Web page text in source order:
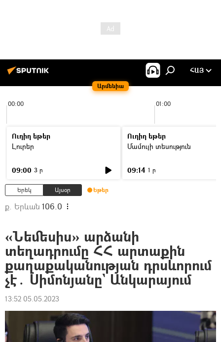
Արմենիա
ՀԱՅ
00:00 01:00
Ուղիղ եթեր
Լուրեր
09:00 3 ր
Ուղիղ եթեր
Մամուլի տեսություն
09:14 1 ր
Երեկ Այսօր Եթեր
ք. Երևան 106.0
«Նեմեսիս» արձանի
տեղադրումը ՀՀ արտաքին
քաղաքականության դրսևորում
չէ․ Սիմոնյանը` Անկարայում
13:52 05.05.2023